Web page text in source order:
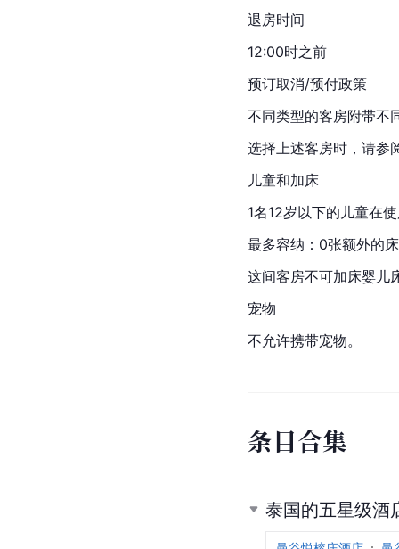
退房时间
12:00时之前
预订取消/预付政策
不同类型的客房附带不
选择上述客房时，请参
儿童和加床
1名12岁以下的儿童在
最多容纳：0张额外的
这间客房不可加床婴儿
宠物
不允许携带宠物。
条目合集
泰国的五星级酒